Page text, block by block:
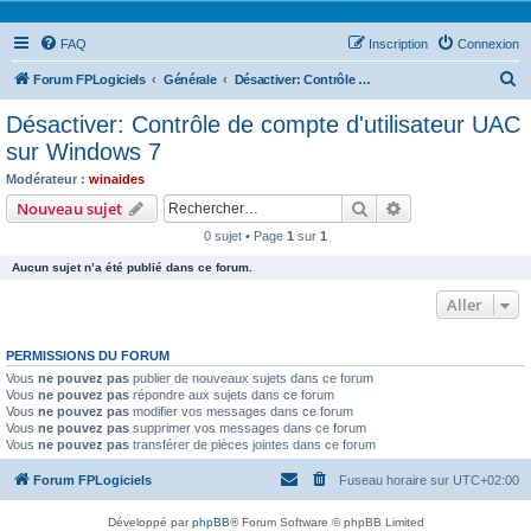
FAQ Connexion
Inscription
Forum FPLogiciels Générale Désactiver: Contrôle de compte d'utilisateur UAC sur Windows 7
c
Désactiver: Contrôle de compte d'utilisateur UAC
sur Windows 7
Modérateur : winaides
Nouveau sujet Rechercher
0 sujet • Page 1 sur 1
Aucun sujet n’a été publié dans ce forum.
Aller
PERMISSIONS DU FORUM
Vous ne pouvez pas publier de nouveaux sujets dans ce forum
Vous ne pouvez pas répondre aux sujets dans ce forum
Vous ne pouvez pas modifier vos messages dans ce forum
Vous ne pouvez pas supprimer vos messages dans ce forum
Vous ne pouvez pas transférer de pièces jointes dans ce forum
Forum FPLogiciels Fuseau horaire sur UTC+02:00
Développé parphpBB® Forum Software © phpBB Limited